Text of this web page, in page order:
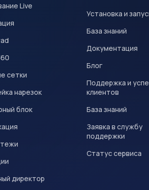
Live
сетки
нарезок
блок
директор
Установка и
База знаний
Документация
Блог
Поддержка и
клиентов
База знаний
Заявка в службу
поддержки
Статус сервиса